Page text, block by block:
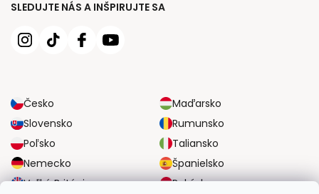
SLEDUJTE NÁS A INŠPIRUJTE SA
Česko
Maďarsko
Slovensko
Rumunsko
Poľsko
Taliansko
Nemecko
Španielsko
Veľká Británia
Rakúsko